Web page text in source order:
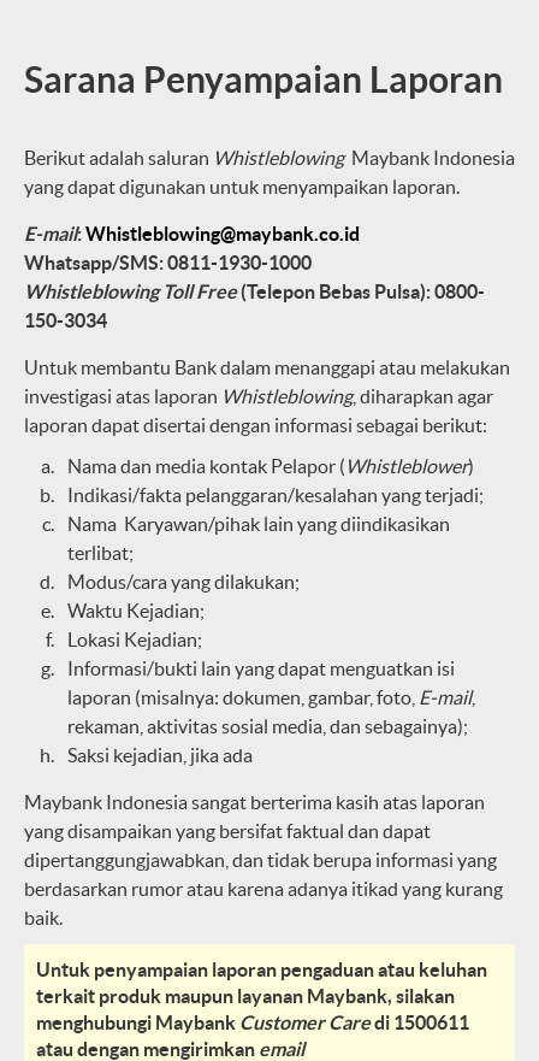
Sarana Penyampaian Laporan
Berikut adalah saluran WhistleblowingMaybank Indonesia
yang dapat digunakan untuk menyampaikan laporan.
E-mail:Whistleblowing@maybank.co.id
Whatsapp/SMS: 0811-1930-1000
Whistleblowing Toll Free(Telepon Bebas Pulsa): 0800-
150-3034
Untuk membantu Bank dalam menanggapi atau melakukan
investigasi atas laporan Whistleblowing, diharapkan agar
laporan dapat disertai dengan informasi sebagai berikut:
Nama dan media kontak Pelapor ( Whistleblower)
Indikasi/fakta pelanggaran/kesalahan yang terjadi;
Nama Karyawan/pihak lain yang diindikasikan
terlibat;
Modus/cara yang dilakukan;
Waktu Kejadian;
Lokasi Kejadian;
Informasi/bukti lain yang dapat menguatkan isi
laporan (misalnya: dokumen, gambar, foto, E-mail,
rekaman, aktivitas sosial media, dan sebagainya);
Saksi kejadian, jika ada
Maybank Indonesia sangat berterima kasih atas laporan
yang disampaikan yang bersifat faktual dan dapat
dipertanggungjawabkan, dan tidak berupa informasi yang
berdasarkan rumor atau karena adanya itikad yang kurang
baik.
Untuk penyampaian laporan pengaduan atau keluhan
terkait produk maupun layanan Maybank, silakan
menghubungi Maybank Customer Caredi 1500611
atau dengan mengirimkan email